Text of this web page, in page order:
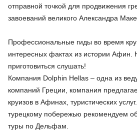
отправной точкой для продвижения
завоеваний великого Александра
Профессиональные гиды во время
интересных фактах из истории Афин.
приготовиться слушать!
Компания Dolphin Hellas – одна из
компаний Греции, компания
круизов в Афинах, туристических
турецкому побережью рекомендуем
туры по Дельфам.